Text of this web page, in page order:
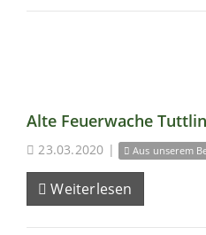
Alte Feuerwache
23.03.2020 | Aus unserem
Weiterlesen